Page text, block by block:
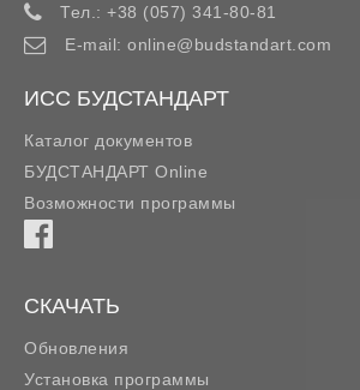
Тел.: +38 (057) 341-80-81
E-mail: online@budstandart.com
ИСС БУДСТАНДАРТ
Каталог документов
БУДСТАНДАРТ Online
Возможности программы
СКАЧАТЬ
Обновления
Установка программы